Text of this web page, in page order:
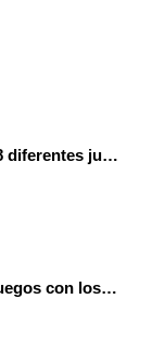
Programa con Scratch, 8 diferentes juegos para vivir la emoción de los partidos de España en el mundial 2026
Programa con Scratch juegos con los partidos del mundial 2026 ganados por España